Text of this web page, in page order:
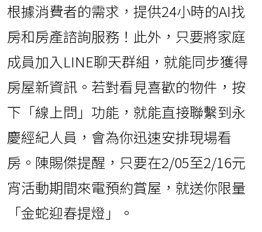
根據消費者的需求，提供24小時的AI找
房和房產諮詢服務！此外，只要將家庭
成員加入LINE聊天群組，就能同步獲得
房屋新資訊。若對看見喜歡的物件，按
下「線上問」功能，就能直接聯繫到永
慶經紀人員，會為你迅速安排現場看
房。陳賜傑提醒，只要在2/05至2/16元
宵活動期間來電預約賞屋，就送你限量
「金蛇迎春提燈」。